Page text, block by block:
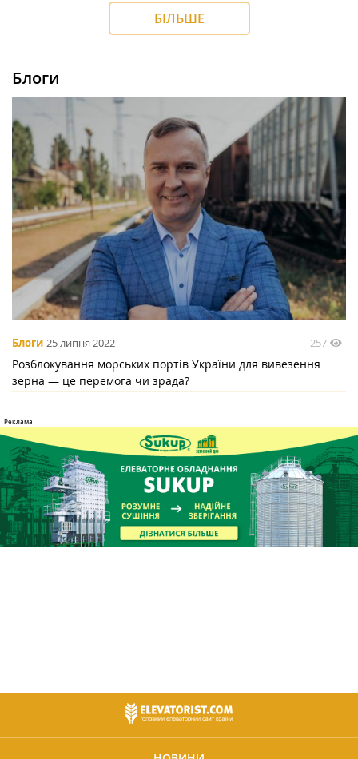
БІЛЬШЕ
Блоги
Блоги 25 липня 2022 257
Розблокування морських портів України для вивезення
зерна — це перемога чи зрада?